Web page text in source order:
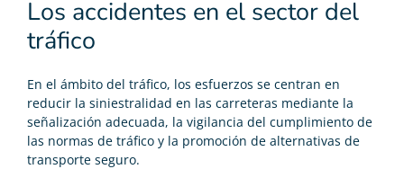
Los accidentes en el sector del
tráfico
En el ámbito del tráfico, los esfuerzos se centran en
reducir la siniestralidad en las carreteras mediante la
señalización adecuada, la vigilancia del cumplimiento de
las normas de tráfico y la promoción de alternativas de
transporte seguro.